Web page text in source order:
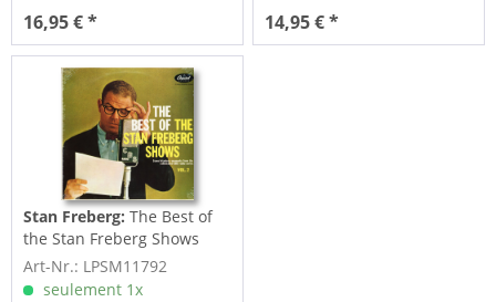
16,95 € * 14,95 € *
Stan Freberg:The Best of
the Stan Freberg Shows
Vol.2 (LP)
Art-Nr.: LPSM11792
seulement 1x